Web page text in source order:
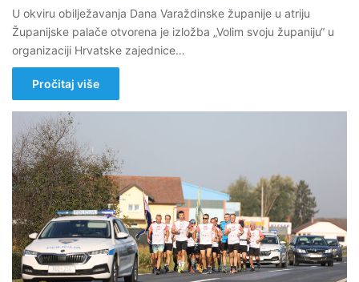
U okviru obilježavanja Dana Varaždinske županije u atriju
Županijske palače otvorena je izložba „Volim svoju županiju“ u
organizaciji Hrvatske zajednice…
Pročitaj više